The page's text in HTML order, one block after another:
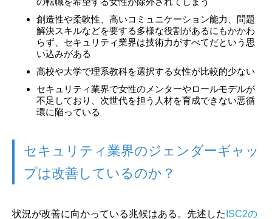
創造性や柔軟性、高いコミュニケーション能力、問題
解決スキルなどを要する多様な役割があるにもかかわ
らず、セキュリティ業界は技術力がすべてだという思
い込みがある
高校や大学で理系教科を選択する女性が比較的少ない
セキュリティ業界で女性のメンターやロールモデルが
不足しており、次世代を担う人材を育成できない悪循
環に陥っている
セキュリティ業界のジェンダーギャッ
プは改善しているのか？
状況が改善に向かっている兆候はある。先述した ISC2の